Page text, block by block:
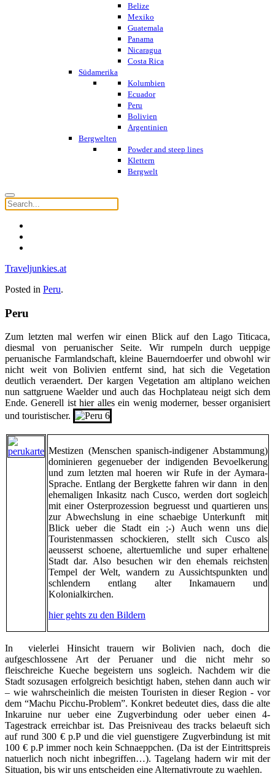
Belize
Mexiko
Guatemala
Panama
Nicaragua
Costa Rica
Südamerika
Kolumbien
Ecuador
Peru
Bolivien
Argentinien
Bergwelten
Powder and steep lines
Klettern
Bergwelt
Traveljunkies.at
Posted in Peru.
Peru
Zum letzten mal werfen wir einen Blick auf den Lago Titicaca,
diesmal von peruanischer Seite. Wir rumpeln durch ueppige
peruanische Farmlandschaft, kleine Bauerndoerfer und obwohl wir
nicht weit von Bolivien entfernt sind, hat sich die Vegetation
deutlich veraendert. Der kargen Vegetation am altiplano weichen
nun sattgruene Waelder und auch das Hochplateau neigt sich dem
Ende. Generell ist hier alles ein wenig moderner, besser organisiert
und touristischer.
Mestizen (Menschen spanisch-indigener Abstammung)
dominieren gegenueber der indigenden Bevoelkerung
und zum letzten mal hoeren wir Rufe in der Aymara-
Sprache. Entlang der Bergkette fahren wir dann in den
ehemaligen Inkasitz nach Cusco, werden dort sogleich
mit einer Osterprozession begruesst und quartieren uns
zur Abwechslung in eine schaebige Unterkunft mit
Blick ueber die Stadt ein ;-) Auch wenn uns die
Touristenmassen schockieren, stellt sich Cusco als
aeusserst schoene, altertuemliche und super erhaltene
Stadt dar. Also besuchen wir den ehemals reichsten
Tempel der Welt, wandern zu Aussichtspunkten und
schlendern entlang alter Inkamauern und
Kolonialkirchen.
hier gehts zu den Bildern
In vielerlei Hinsicht trauern wir Bolivien nach, doch die
aufgeschlossene Art der Peruaner und die nicht mehr so
fleischreiche Kueche begeistern uns sogleich. Nachdem wir die
Stadt sozusagen erfolgreich besichtigt haben, stehen dann auch wir
– wie wahrscheinlich die meisten Touristen in dieser Region - vor
dem “Machu Picchu-Problem”. Konkret bedeutet dies, dass die alte
Inkaruine nur ueber eine Zugverbindung oder ueber einen 4-
Tagestrack erreichbar ist. Das Preisniveau des tracks belaeuft sich
auf rund 300 € p.P und die viel guenstigere Zugverbindung ist mit
100 € p.P immer noch kein Schnaeppchen. (Da ist der Eintrittspreis
natuerlich noch nicht inbegriffen…). Tagelang hadern wir mit der
Situation, bis wir uns entscheiden eine Alternativroute zu waehlen.